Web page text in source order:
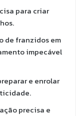
para criar
de franzidos em
impecável
e enrolar
precisa e